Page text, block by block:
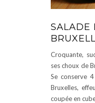
SALADE
Croquante,
ses choux de
Se conserve
Bruxelles,
coupée en